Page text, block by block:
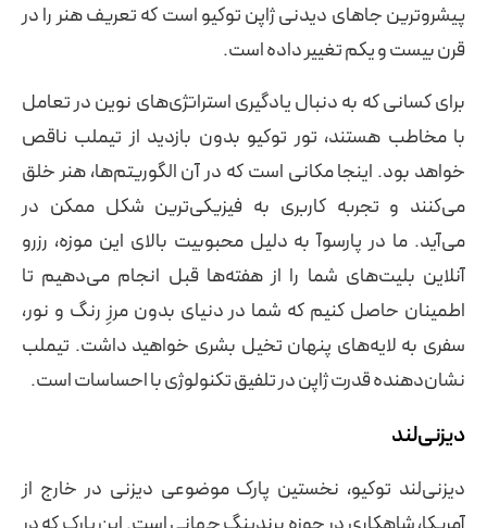
پیشروترین جاهای دیدنی ژاپن توکیو است که تعریف هنر را در
قرن بیست و یکم تغییر داده است.
برای کسانی که به دنبال یادگیری استراتژی‌های نوین در تعامل
با مخاطب هستند، تور توکیو بدون بازدید از تیملب ناقص
خواهد بود. اینجا مکانی است که در آن الگوریتم‌ها، هنر خلق
می‌کنند و تجربه کاربری به فیزیکی‌ترین شکل ممکن در
می‌آید. ما در پارسوآ به دلیل محبوبیت بالای این موزه، رزرو
آنلاین بلیت‌های شما را از هفته‌ها قبل انجام می‌دهیم تا
اطمینان حاصل کنیم که شما در دنیای بدون مرزِ رنگ و نور،
سفری به لایه‌های پنهان تخیل بشری خواهید داشت. تیملب
نشان‌دهنده قدرت ژاپن در تلفیق تکنولوژی با احساسات است.
دیزنی‌لند
دیزنی‌لند توکیو، نخستین پارک موضوعی دیزنی در خارج از